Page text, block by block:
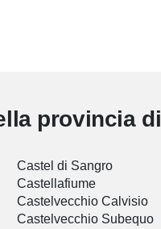
provincia di
Castel di Sangro
Castellafiume
Castelvecchio Calvisio
Castelvecchio Subequo